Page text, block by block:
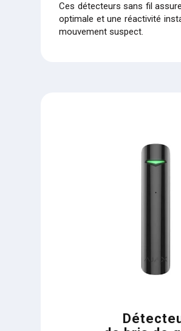
Ces détecteurs sans fil
optimale et une réactivité
mouvement suspect.